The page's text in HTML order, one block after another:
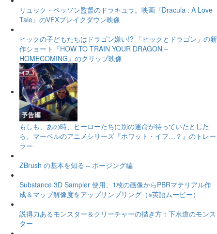
リュック・ベッソン監督のドラキュラ。映画『Dracula : A Love
Tale』のVFXブレイクダウン映像
ヒックの子どもたちはドラゴン嫌い!? 「ヒックとドラゴン」の新
作ショート『HOW TO TRAIN YOUR DRAGON –
HOMECOMING』のクリップ映像
もしも、あの時、ヒーローたちに別の運命が待っていたとした
ら。マーベルのアニメシリーズ『ホワット・イフ…？』のトレー
ラー
ZBrush の基本を知る – ポージング編
Substance 3D Sampler 使用、1枚の画像からPBRマテリアル作
成＆マップ解像度をアップサンプリング（※英語ムービー）
説得力あるモンスター＆クリーチャーの描き方：下水道のモンス
ター